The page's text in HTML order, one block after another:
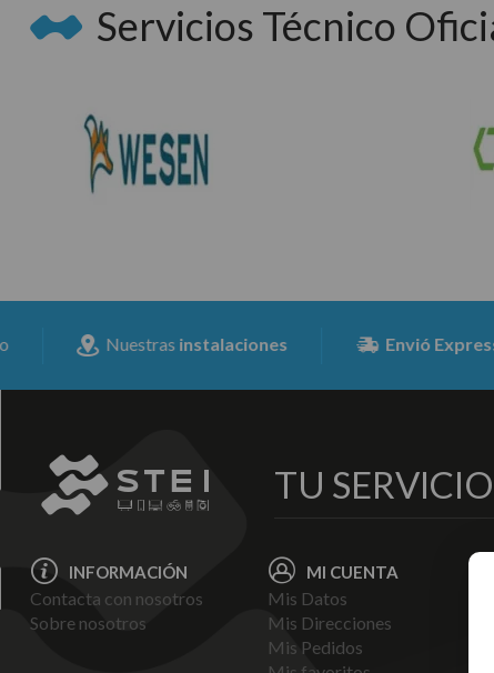
Servicios Técnico
Nuestras instalaciones Envió Expresss para
TU
INFORMACIÓN
Contacta con nosotros
Sobre nosotros
MI CUENTA
Mis Datos
Mis Direcciones
Mis Pedidos